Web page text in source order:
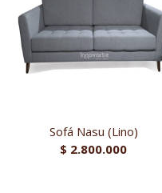
Sofá Nasu (Lino)
$ 2.800.000